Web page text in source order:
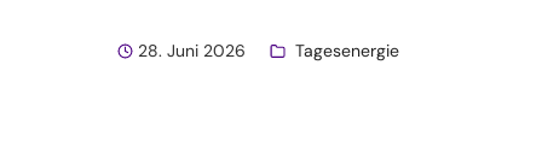
28. Juni 2026 Tagesenergie